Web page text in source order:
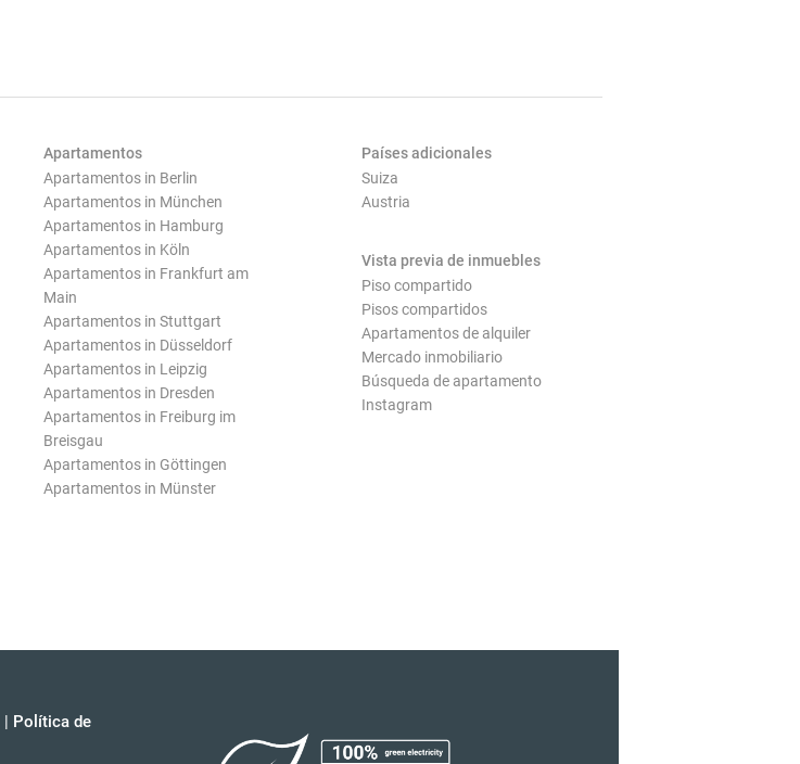
Apartamentos
Apartamentos in Berlin
Apartamentos in München
Apartamentos in Hamburg
Apartamentos in Köln
Apartamentos in Frankfurt am
Main
Apartamentos in Stuttgart
Apartamentos in Düsseldorf
Apartamentos in Leipzig
Apartamentos in Dresden
Apartamentos in Freiburg im
Breisgau
Apartamentos in Göttingen
Apartamentos in Münster
Países adicionales
Suiza
Austria
Vista previa de inmuebles
Piso compartido
Pisos compartidos
Apartamentos de alquiler
Mercado inmobiliario
Búsqueda de apartamento
Instagram
| Política de